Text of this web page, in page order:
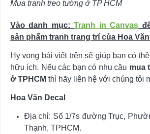
Mua tranh treo tường ở TP HCM
Vào danh mục:Tranh in Canvas
sản phẩm tranh trang trí của Hoa
Hy vọng bài viết trên sẽ giúp bạn có
hữu ích. Nếu các bạn có nhu cầu mua
ở TPHCM thì hãy liên hệ với chúng tôi
Hoa Văn Decal
Địa chỉ: Số 1/7s đường Trục,
Thạnh, TPHCM.